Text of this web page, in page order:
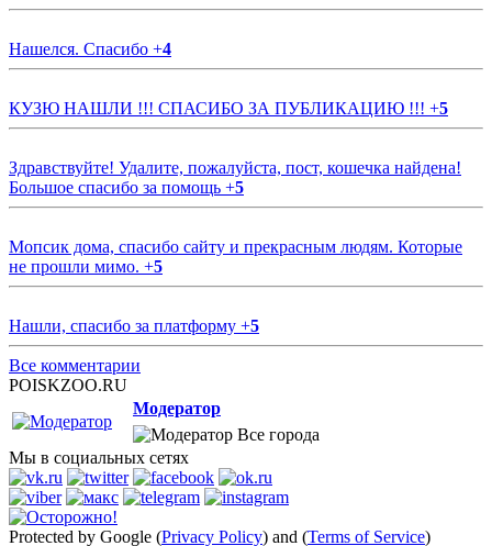
Нашелся. Спасибо +4
КУЗЮ НАШЛИ !!! СПАСИБО ЗА ПУБЛИКАЦИЮ !!! +5
Здравствуйте! Удалите, пожалуйста, пост, кошечка найдена!
Большое спасибо за помощь +5
Мопсик дома, спасибо сайту и прекрасным людям. Которые
не прошли мимо. +5
Нашли, спасибо за платформу +5
Все комментарии
POISKZOO.RU
Модератор
Все города
Мы в социальных сетях
Protected by Google (Privacy Policy) and (Terms of Service)